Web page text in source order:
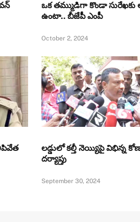
ఒక తమ్ముడిగా కొండా
ఉంటా.. బీజేపీ ఎంపీ
October 2, 2024
లడ్డులో కల్తీ నెయ్యిపై విభిన్న
దర్యాప్తు
September 30, 2024